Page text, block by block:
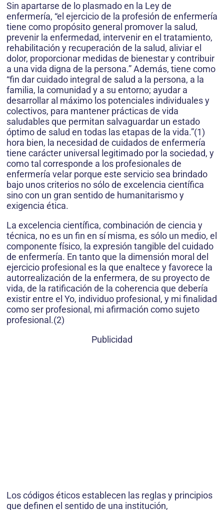
Sin apartarse de lo plasmado en la Ley de
enfermería, “el ejercicio de la profesión de enfermería
tiene como propósito general promover la salud,
prevenir la enfermedad, intervenir en el tratamiento,
rehabilitación y recuperación de la salud, aliviar el
dolor, proporcionar medidas de bienestar y contribuir
a una vida digna de la persona.” Además, tiene como
“fin dar cuidado integral de salud a la persona, a la
familia, la comunidad y a su entorno; ayudar a
desarrollar al máximo los potenciales individuales y
colectivos, para mantener prácticas de vida
saludables que permitan salvaguardar un estado
óptimo de salud en todas las etapas de la vida.”(1)
hora bien, la necesidad de cuidados de enfermería
tiene carácter universal legitimado por la sociedad, y
como tal corresponde a los profesionales de
enfermería velar porque este servicio sea brindado
bajo unos criterios no sólo de excelencia científica
sino con un gran sentido de humanitarismo y
exigencia ética.
La excelencia científica, combinación de ciencia y
técnica, no es un fin en sí misma, es sólo un medio, el
componente físico, la expresión tangible del cuidado
de enfermería. En tanto que la dimensión moral del
ejercicio profesional es la que enaltece y favorece la
autorrealización de la enfermera, de su proyecto de
vida, de la ratificación de la coherencia que debería
existir entre el Yo, individuo profesional, y mi finalidad
como ser profesional, mi afirmación como sujeto
profesional.(2)
Publicidad
Los códigos éticos establecen las reglas y principios
que definen el sentido de una institución,